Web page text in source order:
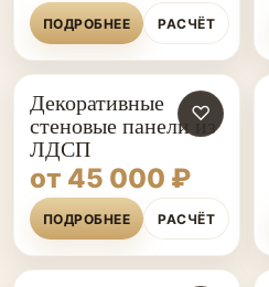
ПОДРОБНЕЕ РАСЧЁТ
♡
Декоративные
стеновые панели из
ЛДСП
от 45 000 ₽
ПОДРОБНЕЕ РАСЧЁТ